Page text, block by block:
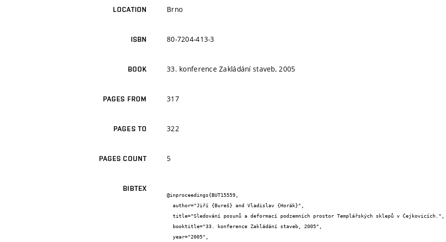
LOCATION Brno
ISBN 80-7204-413-3
BOOK 33. konference Zakládání staveb, 2005
PAGES FROM 317
PAGES TO 322
PAGES COUNT 5
BIBTEX
@inproceedings{BUT15559,